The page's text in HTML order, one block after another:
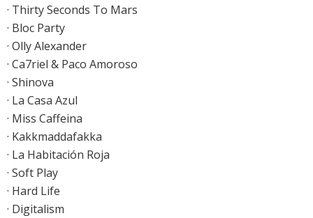
· Thirty Seconds To Mars
· Bloc Party
· Olly Alexander
· Ca7riel & Paco Amoroso
· Shinova
· La Casa Azul
· Miss Caffeina
· Kakkmaddafakka
· La Habitación Roja
· Soft Play
· Hard Life
· Digitalism